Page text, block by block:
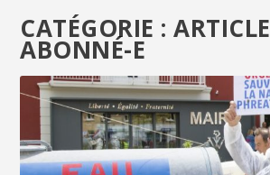
CATÉGORIE :ARTICLE
ABONNÉ-E